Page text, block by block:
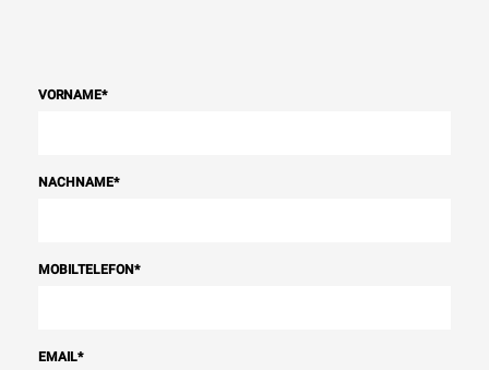
VORNAME*
NACHNAME*
MOBILTELEFON*
EMAIL*